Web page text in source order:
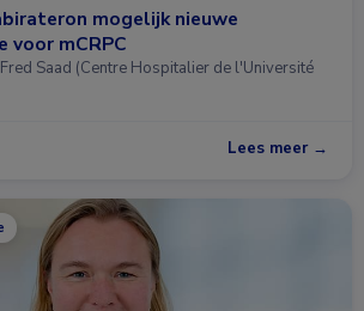
mogelijk nieuwe
mCRPC
Saad (Centre Hospitalier de l'Université
Lees meer →